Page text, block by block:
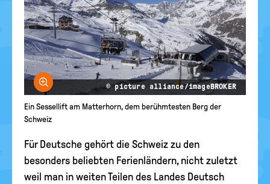
Bild vergrößern
© picture alliance/imageBROKER
Ein Sessellift am Matterhorn, dem berühmtesten Berg der
Schweiz
Für Deutsche gehört die Schweiz zu den
besonders beliebten Ferienländern, nicht zuletzt
weil man in weiten Teilen des Landes Deutsch